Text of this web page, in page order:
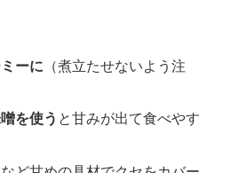
ーに （煮立たせないよう注
を使う と甘みが出て食べやす